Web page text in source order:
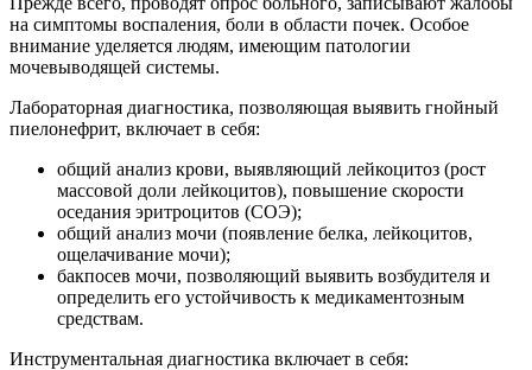
на симптомы воспаления, боли в области почек. Особое
внимание уделяется людям, имеющим патологии
мочевыводящей системы.
Лабораторная диагностика, позволяющая выявить гнойный
пиелонефрит, включает в себя:
общий анализ крови, выявляющий лейкоцитоз (рост
массовой доли лейкоцитов), повышение скорости
оседания эритроцитов (СОЭ);
общий анализ мочи (появление белка, лейкоцитов,
ощелачивание мочи);
бакпосев мочи, позволяющий выявить возбудителя и
определить его устойчивость к медикаментозным
средствам.
Инструментальная диагностика включает в себя: